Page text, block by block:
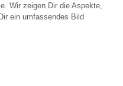
Wir zeigen Dir die Aspekte,
ein umfassendes Bild